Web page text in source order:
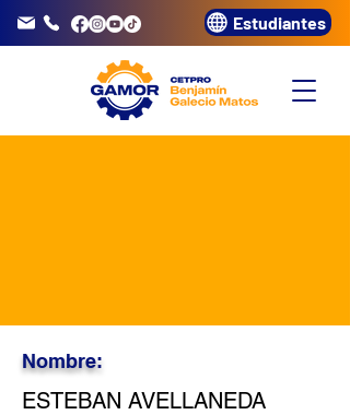
3320072 Estudiantes
Nombre:
ESTEBAN AVELLANEDA